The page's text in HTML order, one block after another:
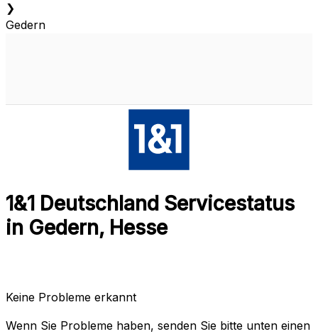
❯
Gedern
1&1 Deutschland Servicestatus
in Gedern, Hesse
Keine Probleme erkannt
Wenn Sie Probleme haben, senden Sie bitte unten einen